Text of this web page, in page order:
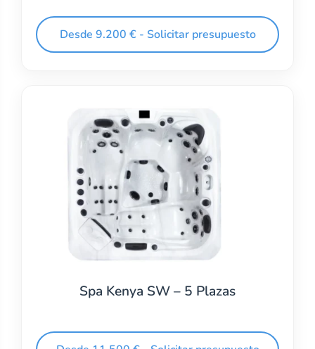
Desde 9.200 € - Solicitar presupuesto
Spa Kenya SW – 5 Plazas